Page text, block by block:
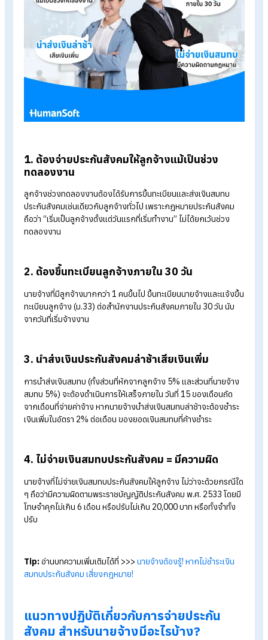
เรื่องที่นายจ้างและ HR พลาดไม่ได้เกี่ยว
กับเงินสมทบประกันสังคมมีอะไรบ้าง?
เรื่องประกันสังคมที่นายจ้างและ HR พลาดไม่ได้ เพราะเสี่ยงต่อข้อ
พิพาททางกฎหมาย (ระวังโทษปรับ หรือจำคุก) ประกอบไปด้วย
1. ต้องจ่ายประกันสังคมให้ลูกจ้างแม้เป็นช่วง
ทดลองงาน
ประกันสังคมเช่นเดียวกับลูกจ้างทั่วไป เพราะกฎหมายประกันสังคม
ถือว่า “เริ่มเป็นลูกจ้างตั้งแต่วันแรกที่เริ่มทำงาน” ไม่ได้ยกเว้นช่วง
ทดลองงาน
2. ต้องขึ้นทะเบียนลูกจ้างภายใน 30 วัน
ทะเบียนลูกจ้าง (ม.33) ต่อสำนักงานประกันสังคมภายใน 30 วัน นับ
จากวันที่เริ่มจ้างงาน
3. นำส่งเงินประกันสังคมล่าช้าเสียเงินเพิ่ม